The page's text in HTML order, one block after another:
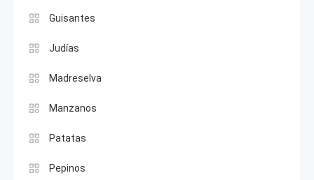
Guisantes
Judías
Madreselva
Manzanos
Patatas
Pepinos